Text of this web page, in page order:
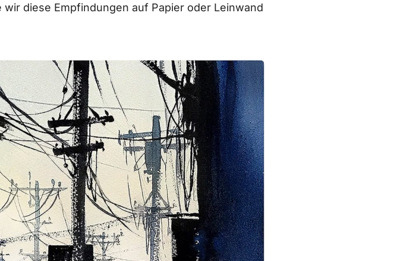
diese Empfindungen auf Papier oder Leinwand